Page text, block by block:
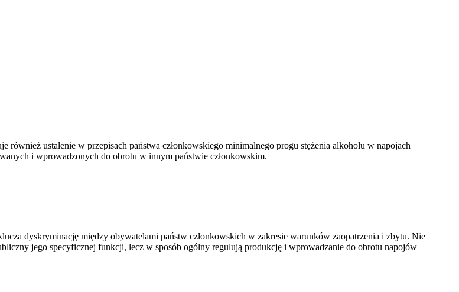
ustalenie w przepisach państwa członkowskiego minimalnego progu stężenia alkoholu w napojach
i wprowadzonych do obrotu w innym państwie członkowskim.
dyskryminację między obywatelami państw członkowskich w zakresie warunków zaopatrzenia i zbytu. Nie
jego specyficznej funkcji, lecz w sposób ogólny regulują produkcję i wprowadzanie do obrotu napojów